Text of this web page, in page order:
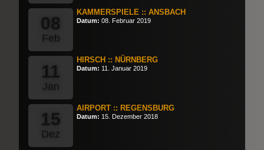
08
Feb
KAMMERSPIELE :: ANSBACH
Datum: 08. Februar 2019
11
Jan
HIRSCH :: NÜRNBERG
Datum: 11. Januar 2019
15
Dez
AIRPORT :: REGENSBURG
Datum: 15. Dezember 2018